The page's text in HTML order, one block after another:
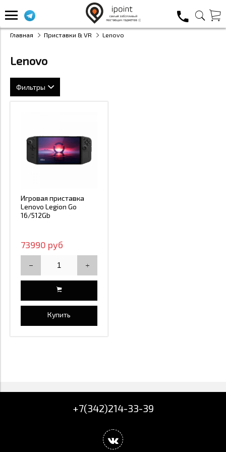
Главная Приставки & VR Lenovo
Lenovo
Фильтры
73 990
Применить
Игровая приставка
Lenovo Legion Go
16/512Gb
73990 руб
Купить
+7(342)214-33-39